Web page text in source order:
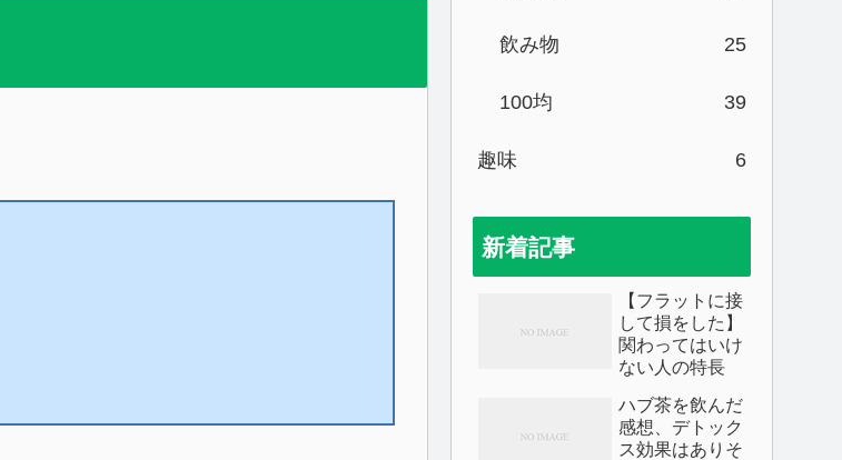
飲み物 25
100均 39
趣味 6
新着記事
【フラットに接
して損をした】
関わってはいけ
ない人の特長
ハブ茶を飲んだ
感想、デトック
ス効果はありそ